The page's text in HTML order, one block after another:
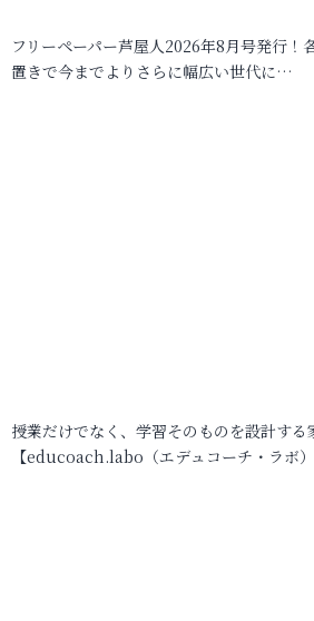
フリーペーパー芦屋人2026年8月号発行！
置きで今までよりさらに幅広い世代に…
授業だけでなく、学習そのものを設計する
【educoach.labo（エデュコーチ・ラボ